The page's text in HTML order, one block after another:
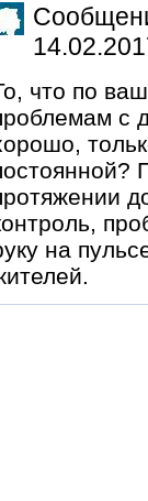
что по
с
на